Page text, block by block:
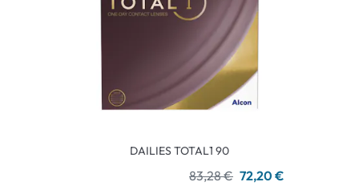
DAILIES TOTAL1 90
83,28 € 72,20 €